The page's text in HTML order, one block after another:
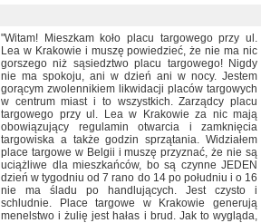
"Witam! Mieszkam koło placu targowego przy ul.
Lea w Krakowie i muszę powiedzieć, że nie ma nic
gorszego niż sąsiedztwo placu targowego! Nigdy
nie ma spokoju, ani w dzień ani w nocy. Jestem
gorącym zwolennikiem likwidacji placów targowych
w centrum miast i to wszystkich. Zarządcy placu
targowego przy ul. Lea w Krakowie za nic mają
obowiązujący regulamin otwarcia i zamknięcia
targowiska a także godzin sprzątania. Widziałem
place targowe w Belgii i muszę przyznać, że nie są
uciążliwe dla mieszkańców, bo są czynne JEDEN
dzień w tygodniu od 7 rano do 14 po południu i o 16
nie ma śladu po handlujących. Jest czysto i
schludnie. Place targowe w Krakowie generują
menelstwo i żulię jest hałas i brud. Jak to wygląda,